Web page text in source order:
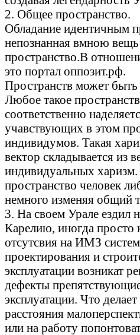
2. Общее пространство.
Обладание идентичным
непознанная вмною
пространство.В
это портал оппозит.рф.
Пространств может быть
Любое такое
соответственно
учавствующих в этом
индивидумов. Такая
вектор складывается из
индивидуальных
пространство человек
немного изменяя общий
3. На своем Урале ездил
Карелию, иногда просто
отсутсвия на ИМЗ
проектирования и
эксплуатации возникат
дефекты
эксплуатации. Что
расстояния
или на работу